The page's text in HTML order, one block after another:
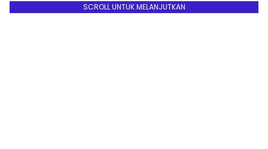
SCROLL UNTUK MELANJUTKAN